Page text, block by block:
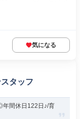
気になる
タッフ
間休日122日♪/育